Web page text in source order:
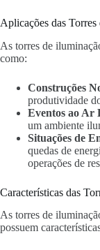
Aplicações das
As torres de
como:
Construções
produtividade
Eventos ao Ar
um ambiente
Situações de
quedas de
operações de
Características das
As torres de
possuem